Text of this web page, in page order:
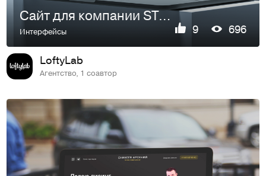
Сайт для компании STG-IT
Интерфейсы 9 696
LoftyLab
Агентство, 1 соавтор